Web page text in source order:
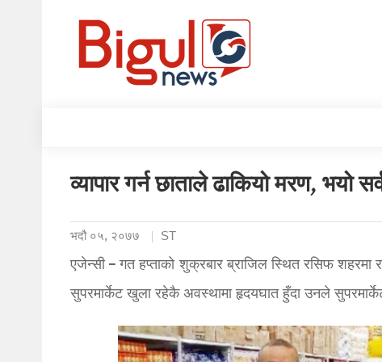
व्यापार गर्न छाताले ढाकियो मरण, भयो
भदौ ०५, २०७७ ST
एजेन्सी – गत हप्ताको शुक्रबार ब्राजिल स्थित रसिफ
सुपरमार्केट खुला रहेकै अवस्थामा हृदयघात हुँदा उनले